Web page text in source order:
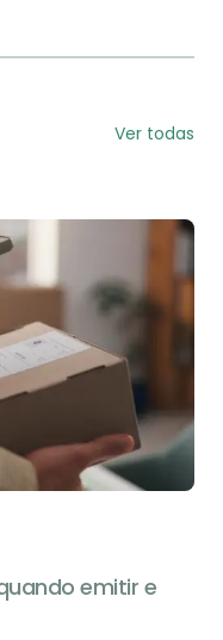
Ver todas
emitir e